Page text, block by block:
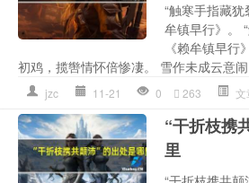
“触寒手指藏
牟镇早行》。
《赖牟镇早
初鸡，揽辔情怀倍惨凄。 雪作未成云意
jzc 11-21 0 263
“干折枝携
里